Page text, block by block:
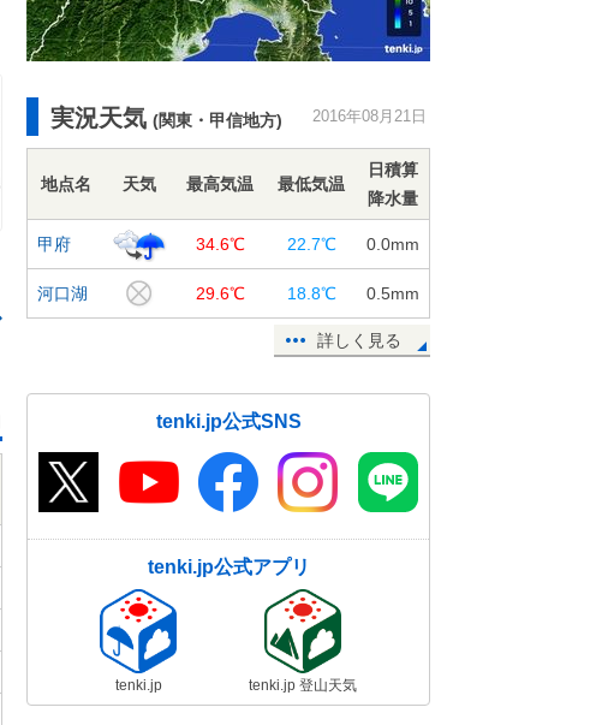
実況天気 (関東・甲信地方) 2016年08月21日
地点名 天気 最高気温 最低気温
日積算
降水量
甲府 34.6℃ 22.7℃ 0.0mm
河口湖 29.6℃ 18.8℃ 0.5mm
詳しく見る
tenki.jp公式SNS
tenki.jp公式アプリ
tenki.jp tenki.jp 登山天気